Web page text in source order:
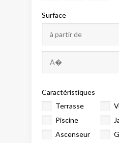
Surface
Caractéristiques
Terrasse
Piscine
Ascenseur